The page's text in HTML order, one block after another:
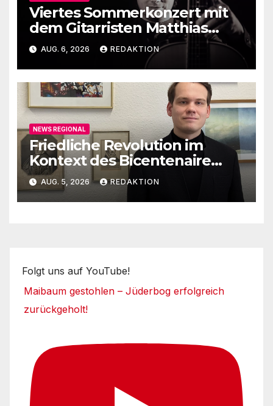
Viertes Sommerkonzert mit
dem Gitarristen Matthias
Ehrig
AUG. 6, 2026 REDAKTION
NEWS REGIONAL
Friedliche Revolution im
Kontext des Bicentenaire
1789-1989
AUG. 5, 2026 REDAKTION
Folgt uns auf YouTube!
Maibaum gestohlen – Jüderbog erfolgreich
zurückgeholt!